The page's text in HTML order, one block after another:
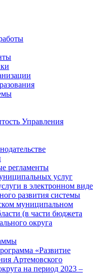
Управления
регламенты
услуг
в электронном виде
развития системы
муниципальном
(в части бюджета
округа
«Развитие
Артемовского
на период 2023 –